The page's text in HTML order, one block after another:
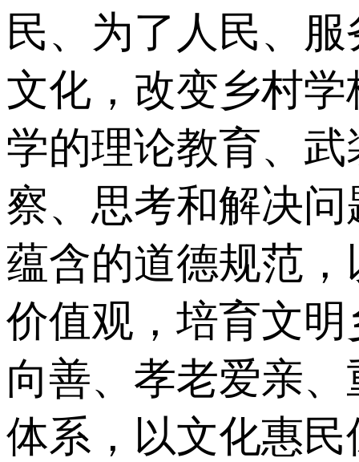
民、为了人民、
文化，改变乡村
学的理论教育、
察、思考和解决
蕴含的道德规范
价值观，培育文
向善、孝老爱亲
体系，以文化惠